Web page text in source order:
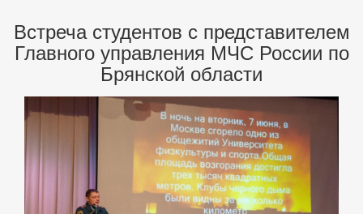
Встреча студентов с представителем
Главного управления МЧС России по
Брянской области